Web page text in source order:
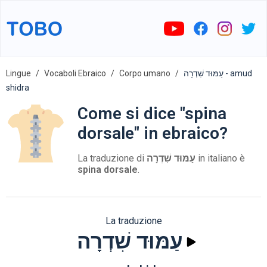
Lingue Vocaboli Ebraico Corpo umano
עַמּוּד שִׁדְרָה - amud
shidra
Come si dice "spina
dorsale" in ebraico?
La traduzione di עַמּוּד שִׁדְרָה in italiano è
spina dorsale.
La traduzione
עַמּוּד שִׁדְרָה